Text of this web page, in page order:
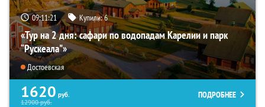
09:11:20 Купили:6
«Тур на 2 дня: сафари по водопадам Карелии и парк
“Рускеала"»
Достоевская
1620 руб.
12900руб.
ПОДРОБНЕЕ